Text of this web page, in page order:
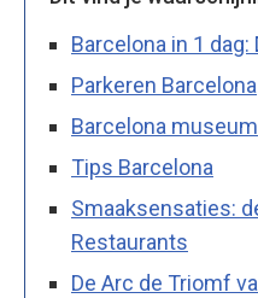
Barcelona in 1
Parkeren Barcelona
Barcelona museum
Tips Barcelona
Smaaksensaties:
Restaurants
De Arc de Triomf